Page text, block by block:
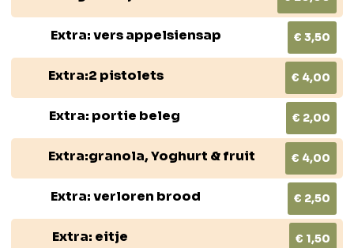
Extra: vers appelsiensap € 3,50
Extra:2 pistolets € 4,00
Extra: portie beleg € 2,00
Extra:granola, Yoghurt & fruit € 4,00
Extra: verloren brood € 2,50
Extra: eitje € 1,50